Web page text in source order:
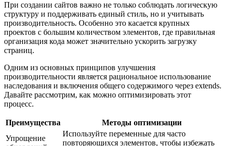
При создании сайтов важно не только соблюдать логическую
структуру и поддерживать единый стиль, но и учитывать
производительность. Особенно это касается крупных
проектов с большим количеством элементов, где правильная
организация кода может значительно ускорить загрузку
страниц.
Одним из основных принципов улучшения
производительности является рациональное использование
наследования и включения общего содержимого через extends.
Давайте рассмотрим, как можно оптимизировать этот
процесс.
Преимущества
Методы оптимизации
Упрощение
Используйте переменные для часто
повторяющихся элементов, чтобы избежать